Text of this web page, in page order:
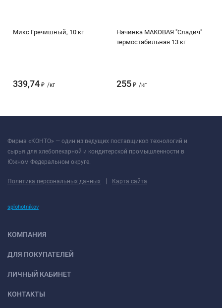
Микс Гречишный, 10 кг
339,74 ₽ /кг
Начинка МАКОВАЯ "Сладич"
термостабильная 13 кг
255 ₽ /кг
Фирма «КОНТО» — один из ведущих поставщиков технологий и
сырья для хлебопекарной и кондитерской промышленности в
Южном Федеральном округе.
Политика персональных данных | Карта сайта
splohotnikov
КОМПАНИЯ
ДЛЯ ПОКУПАТЕЛЕЙ
ЛИЧНЫЙ КАБИНЕТ
КОНТАКТЫ